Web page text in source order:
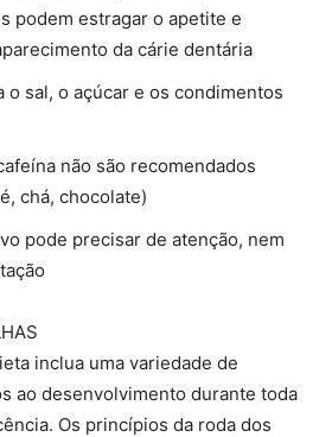
podem estragar o apetite e
da cárie dentária
o sal, o açúcar e os condimentos
não são recomendados
chá, chocolate)
pode precisar de atenção, nem
inclua uma variedade de
ao desenvolvimento durante toda
Os princípios da roda dos